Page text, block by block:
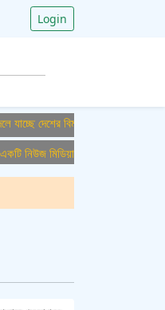
Login
বিমান ও পর্যটন খাত, ডিসেম্বরে
মিডিয়া হাউজের জন্য অফিস এডমিন